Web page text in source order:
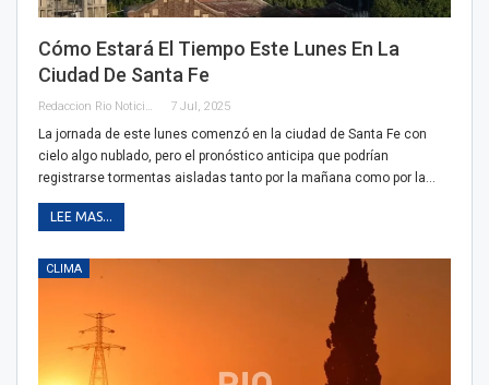
Cómo Estará El Tiempo Este Lunes En La
Ciudad De Santa Fe
Redaccion Rio Noticias 7 Jul, 2025
La jornada de este lunes comenzó en la ciudad de Santa Fe con
cielo algo nublado, pero el pronóstico anticipa que podrían
registrarse tormentas aisladas tanto por la mañana como por la…
LEE MAS...
CLIMA